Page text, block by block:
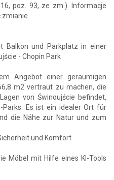
poz. 93, ze zm.). Informacje
Balkon und Parkplatz in einer
- Chopin Park
Angebot einer geräumigen
m2 vertraut zu machen, die
von Świnoujście befindet,
Parks. Es ist ein idealer Ort für
die Nähe zur Natur und zum
und Komfort.
Möbel mit Hilfe eines KI-Tools